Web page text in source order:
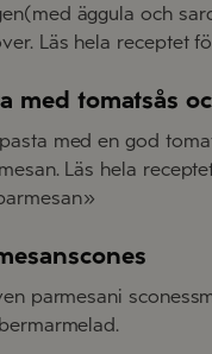
äggula och
Läs hela receptet
med tomatsås
med en god
Läs hela
parmesani